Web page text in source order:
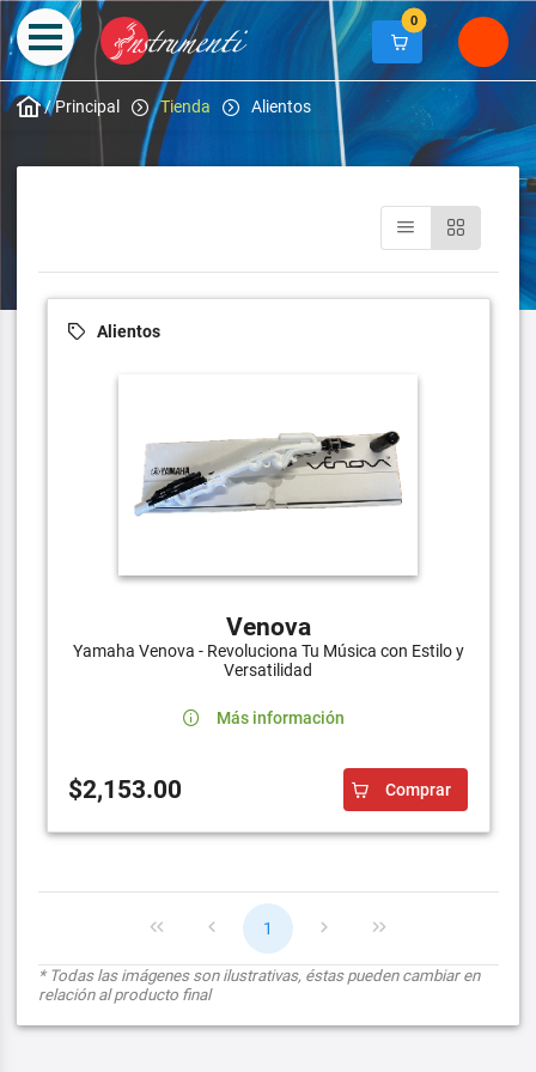
0
/Principal Tienda Alientos
Alientos
Venova
Yamaha Venova - Revoluciona Tu Música con Estilo y
Versatilidad
Más información
$2,153.00 Comprar
1
* Todas las imágenes son ilustrativas, éstas pueden cambiar en
relación al producto final